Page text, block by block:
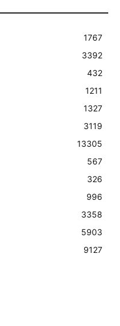
1767
3392
432
1211
1327
3119
13305
567
326
996
3358
5903
9127